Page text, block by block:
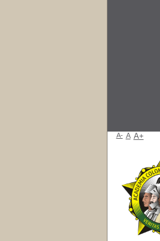
A- A A+